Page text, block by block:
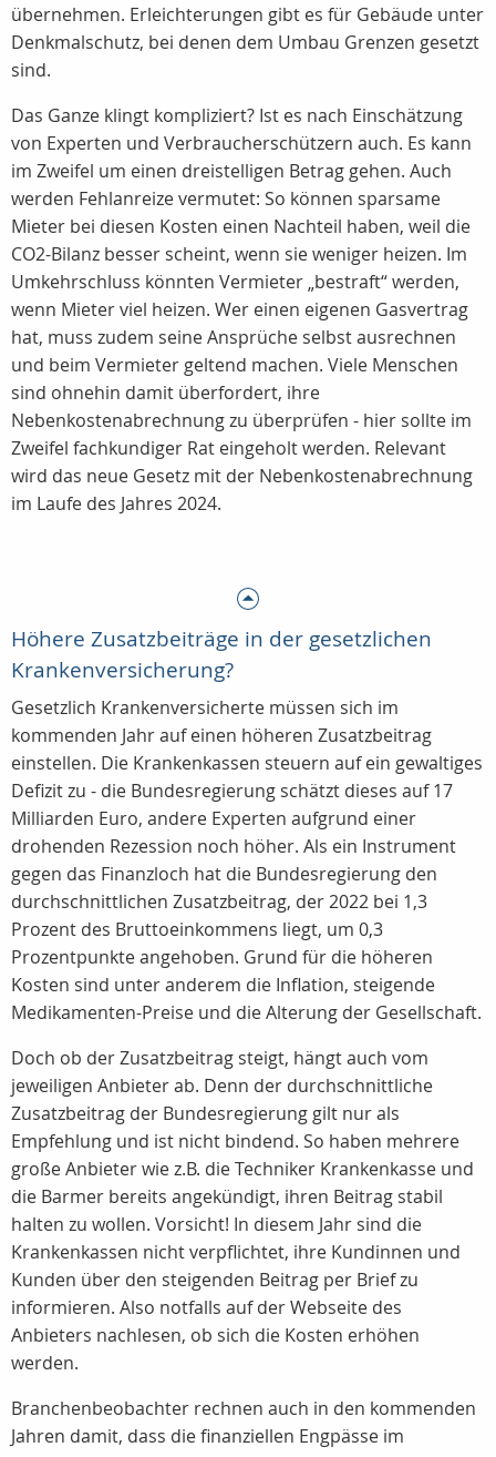
übernehmen. Erleichterungen gibt es für Gebäude unter
Denkmalschutz, bei denen dem Umbau Grenzen gesetzt
sind.
Das Ganze klingt kompliziert? Ist es nach Einschätzung
von Experten und Verbraucherschützern auch. Es kann
im Zweifel um einen dreistelligen Betrag gehen. Auch
werden Fehlanreize vermutet: So können sparsame
Mieter bei diesen Kosten einen Nachteil haben, weil die
CO2-Bilanz besser scheint, wenn sie weniger heizen. Im
Umkehrschluss könnten Vermieter „bestraft“ werden,
wenn Mieter viel heizen. Wer einen eigenen Gasvertrag
hat, muss zudem seine Ansprüche selbst ausrechnen
und beim Vermieter geltend machen. Viele Menschen
sind ohnehin damit überfordert, ihre
Nebenkostenabrechnung zu überprüfen - hier sollte im
Zweifel fachkundiger Rat eingeholt werden. Relevant
wird das neue Gesetz mit der Nebenkostenabrechnung
im Laufe des Jahres 2024.
Höhere Zusatzbeiträge in der gesetzlichen
Krankenversicherung?
Gesetzlich Krankenversicherte müssen sich im
kommenden Jahr auf einen höheren Zusatzbeitrag
einstellen. Die Krankenkassen steuern auf ein gewaltiges
Defizit zu - die Bundesregierung schätzt dieses auf 17
Milliarden Euro, andere Experten aufgrund einer
drohenden Rezession noch höher. Als ein Instrument
gegen das Finanzloch hat die Bundesregierung den
durchschnittlichen Zusatzbeitrag, der 2022 bei 1,3
Prozent des Bruttoeinkommens liegt, um 0,3
Prozentpunkte angehoben. Grund für die höheren
Kosten sind unter anderem die Inflation, steigende
Medikamenten-Preise und die Alterung der Gesellschaft.
Doch ob der Zusatzbeitrag steigt, hängt auch vom
jeweiligen Anbieter ab. Denn der durchschnittliche
Zusatzbeitrag der Bundesregierung gilt nur als
Empfehlung und ist nicht bindend. So haben mehrere
große Anbieter wie z.B. die Techniker Krankenkasse und
die Barmer bereits angekündigt, ihren Beitrag stabil
halten zu wollen. Vorsicht! In diesem Jahr sind die
Krankenkassen nicht verpflichtet, ihre Kundinnen und
Kunden über den steigenden Beitrag per Brief zu
informieren. Also notfalls auf der Webseite des
Anbieters nachlesen, ob sich die Kosten erhöhen
werden.
Branchenbeobachter rechnen auch in den kommenden
Jahren damit, dass die finanziellen Engpässe im